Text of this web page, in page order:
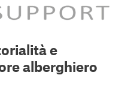
e
alberghiero